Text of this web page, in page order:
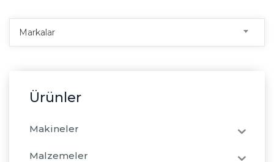
Markalar
Ürünler
Makineler
Malzemeler